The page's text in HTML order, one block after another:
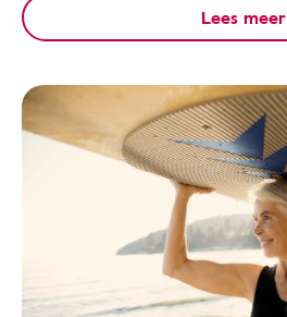
Lees meer